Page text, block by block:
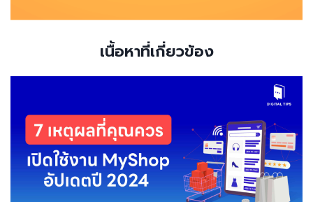
เนื้อหาที่เกี่ยวข้อง